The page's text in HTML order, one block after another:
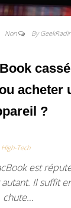
Non By GeekRadin
acheter
?
High-Tech
est
Il suffit
chute…